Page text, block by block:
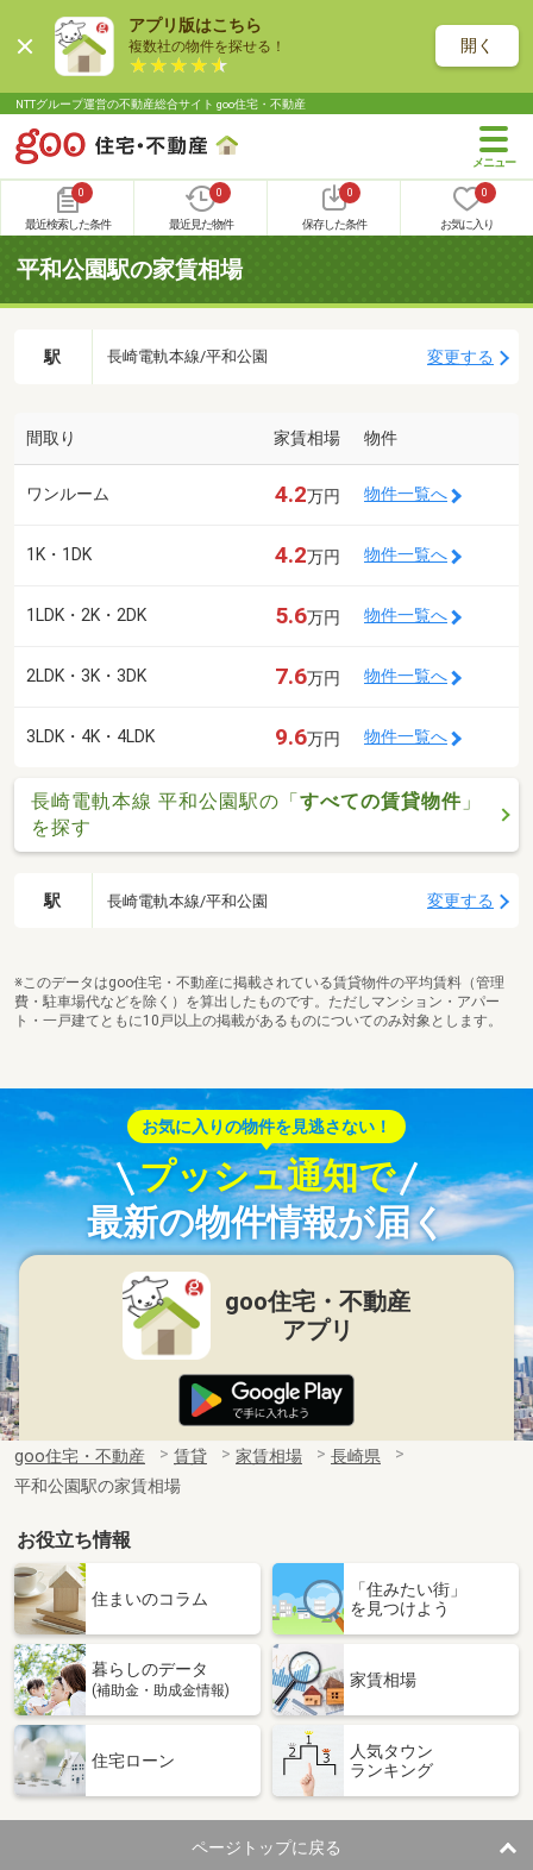
アプリ版はこちら
複数社の物件を探せる！ 開く
NTTグループ運営の不動産総合サイト goo住宅・不動産
0
最近検索した条件
0
最近見た物件
0
保存した条件
0
お気に入り
平和公園駅の家賃相場
駅 長崎電軌本線/平和公園 変更する
間取り 家賃相場 物件
ワンルーム 4.2万円 物件一覧へ
1K・1DK 4.2万円 物件一覧へ
1LDK・2K・2DK 5.6万円 物件一覧へ
2LDK・3K・3DK 7.6万円 物件一覧へ
3LDK・4K・4LDK 9.6万円 物件一覧へ
長崎電軌本線 平和公園駅の「すべての賃貸物件 」
を探す
駅 長崎電軌本線/平和公園 変更する
※このデータはgoo住宅・不動産に掲載されている賃貸物件の平均賃料（管理
費・駐車場代などを除く）を算出したものです。ただしマンション・アパー
ト・一戸建てともに10戸以上の掲載があるものについてのみ対象とします。
お気に入りの物件を見逃さない！
プッシュ通知で
最新の物件情報が届く
goo住宅・不動産
アプリ
goo住宅・不動産 賃貸 家賃相場
長崎県
平和公園駅の家賃相場
お役立ち情報
住まいのコラム
「住みたい街」
を見つけよう
暮らしのデータ
(補助金・助成金情報)
家賃相場
住宅ローン
人気タウン
ランキング
ページトップに戻る